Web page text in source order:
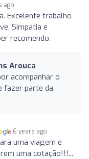
ago
Excelente trabalho
Simpatia e
recomendo.
Arouca
acompanhar o
fazer parte da
6 years ago
uma viagem e
uma cotação!!!...